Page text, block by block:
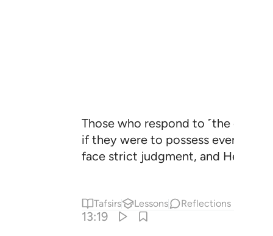
Those who respond to ˹the call
if they were to possess
face strict judgment, and Hell will
Tafsirs Lessons Reflections
13:19